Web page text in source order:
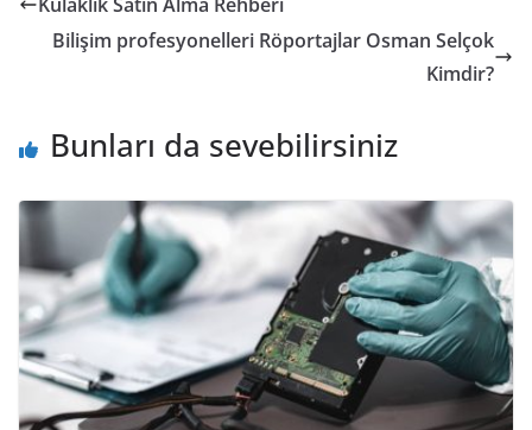
Bilişim profesyonelleri Röportajlar Osman Selçok
Kimdir?
Bunları da sevebilirsiniz